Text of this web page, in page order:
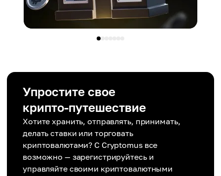
Упростите свое
крипто-путешествие
Хотите хранить, отправлять, принимать,
делать ставки или торговать
криптовалютами? С Cryptomus все
возможно — зарегистрируйтесь и
управляйте своими криптовалютными